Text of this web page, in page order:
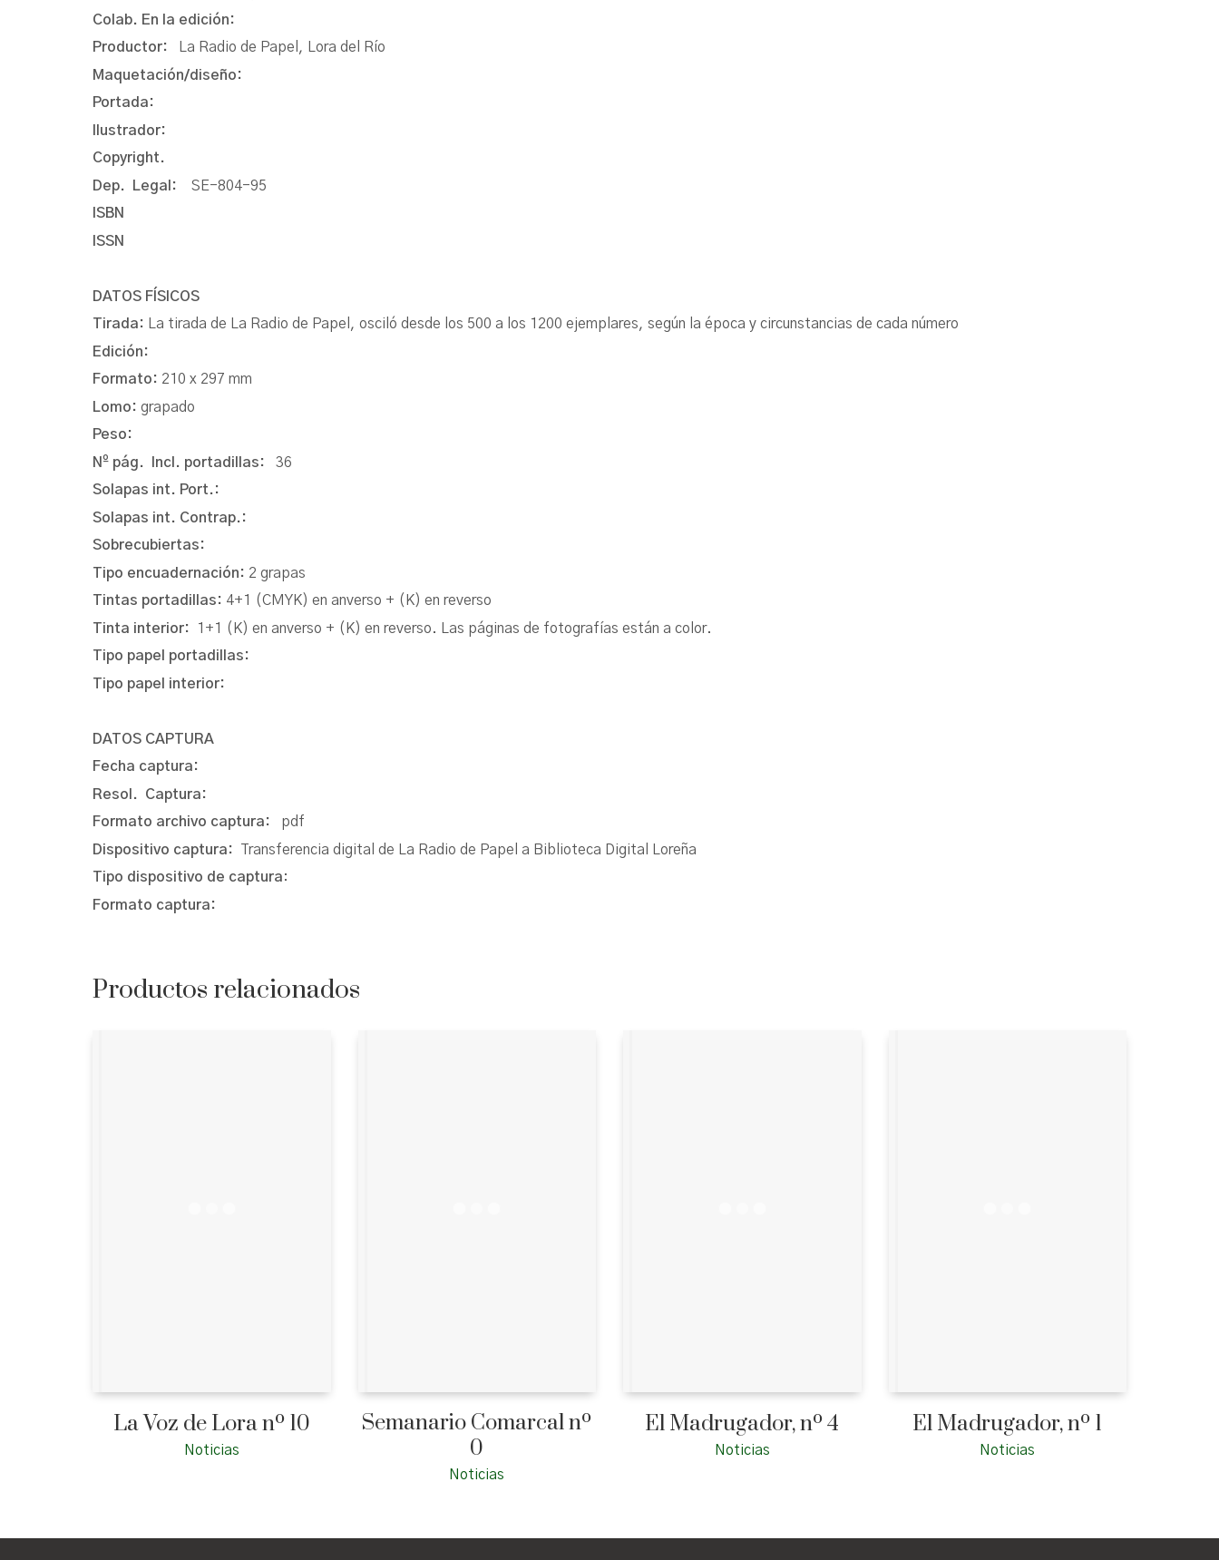
Colab. En la edición:
Productor:
La Radio de Papel, Lora del Río
Maquetación/diseño:
Portada:
Ilustrador:
Copyright.
Dep. Legal: SE-804-95
ISBN
ISSN
DATOS FÍSICOS
Tirada:
La tirada de La Radio de Papel, osciló desde los 500 a los 1200 ejemplares, según la época y circunstancias de cada número
Edición:
Formato: 210 x 297 mm
Lomo: grapado
Peso:
Nº pág. Incl. portadillas: 36
Solapas int. Port.:
Solapas int. Contrap.:
Sobrecubiertas:
Tipo encuadernación: 2 grapas
Tintas portadillas: 4+1 (CMYK) en anverso + (K) en reverso
Tinta interior:
1+1 (K) en anverso + (K) en reverso. Las páginas de fotografías están a color.
Tipo papel portadillas:
Tipo papel interior:
DATOS CAPTURA
Fecha captura:
Resol. Captura:
Formato archivo captura: pdf
Dispositivo captura: Transferencia digital de La Radio de Papel a Biblioteca Digital Loreña
Tipo dispositivo de captura:
Formato captura:
Productos relacionados
La Voz de Lora nº 10
Noticias
Semanario Comarcal nº
0
Noticias
El Madrugador, nº 4
Noticias
El Madrugador, nº 1
Noticias